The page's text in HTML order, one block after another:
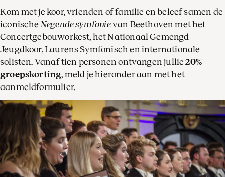
Kom met je koor, vrienden of familie en beleef samen de
iconische Negende symfonievan Beethoven met het
Concertgebouworkest, het Nationaal Gemengd
Jeugdkoor, Laurens Symfonisch en internationale
solisten. Vanaf tien personen ontvangen jullie20%
groepskorting, meld je hieronder aan met het
aanmeldformulier.